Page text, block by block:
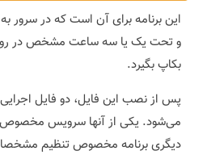
این برنامه برای آن است که در
و تحت یک یا سه ساعت مشخص در روز
بکاپ بگیرد.
پس از نصب این فایل، دو فایل اجرایی
می‌شود. یکی از آنها سرویس
دیگری برنامه مخصوص تنظیم